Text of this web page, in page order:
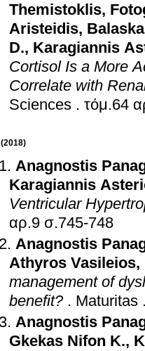
Themistoklis,
Aristeidis,
D., Karagiannis
Cortisol Is a More
Correlate with
Sciences .
(2018)
Anagnostis
Karagiannis
Ventricular
αρ.9 σ.745-748
Anagnostis
Athyros Vasileios,
management of
benefit? . Maturitas
Anagnostis
Gkekas Nifon K.,